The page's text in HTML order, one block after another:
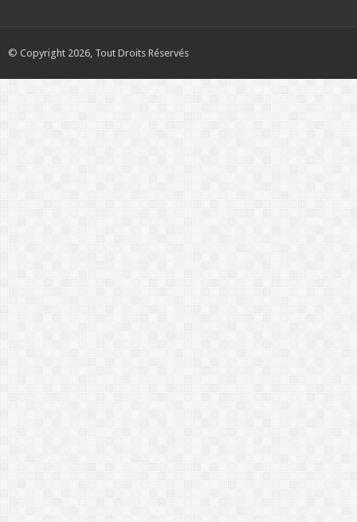
© Copyright 2026, Tout Droits Réservés